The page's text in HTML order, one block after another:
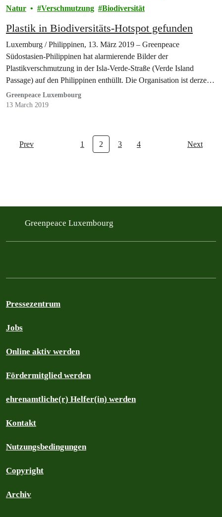
Natur Verschmutzung Biodiversität
Plastik in Biodiversitäts-Hotspot gefunden
Luxemburg / Philippinen, 13. März 2019 – Greenpeace
Südostasien-Philippinen hat alarmierende Bilder der
Plastikverschmutzung in der Isla-Verde-Straße (Verde Island
Passage) auf den Philippinen enthüllt. Die Organisation ist derzeit
mit dem…
Greenpeace Luxembourg
13 March 2019
Prev 1 2 3 4 Next
Greenpeace Luxembourg
Pressezentrum
Jobs
Online aktiv werden
Fördermitglied werden
ehrenamtliche(r) Helfer(in) werden
Kontakt
Nutzungsbedingungen
Copyright
Archiv